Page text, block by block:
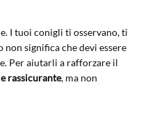
I tuoi conigli ti osservano, ti
non significa che devi essere
Per aiutarli a rafforzare il
rassicurante, ma non